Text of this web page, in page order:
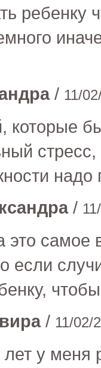
ребенку
/ 11/
которые
надо
/
это самое
если
/ 11/02/
у меня